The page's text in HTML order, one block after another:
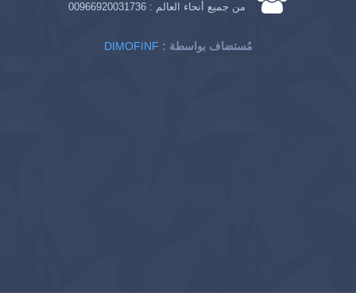
من جميع أنحاء العالم : 00966920031736
DIMOFINF : مُستضاف بواسطة